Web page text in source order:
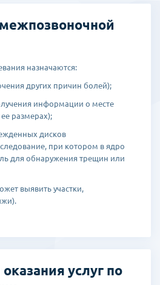
и спазмалитики.
физиотерапия, терапия
и при достижении ремиссии,
по коррекции образа жизни и
активности.
болезнью медикаментозным
назначают хирургическое лечение.
выступающую часть диска,
лапароскопическую
опоры (спондилодез) или
назначаются:
других причин болей);
информации о месте
размерах);
дисков
при котором в ядро
для обнаружения трещин или
выявить участки,
услуг по